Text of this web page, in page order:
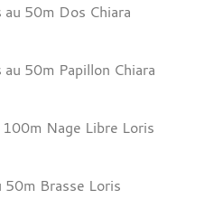
50m Dos Chiara
50m Papillon Chiara
Nage Libre Loris
50m Brasse Loris